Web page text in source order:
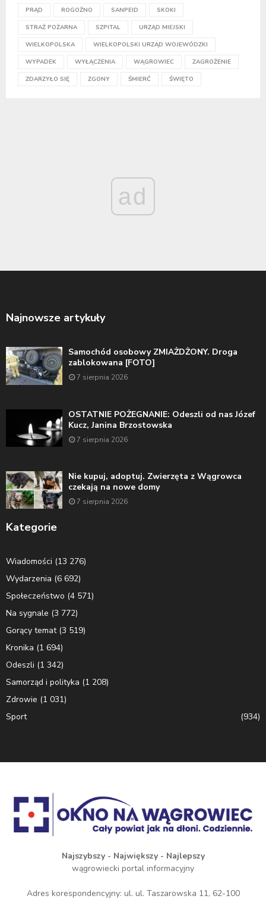
PRĄD ROGOŹNO SANPEID SKOKI
STRAŻ POŻARNA SZPITAL URZĄD MIEJSKI
WIELKOPOLSKA WIELKOPOLSKI URZĄD WOJEWÓDZKI
WYPADEK WYŁĄCZENIA WĄGROWIEC ZAGROŻENIE
ZDARZYŁO SIĘ ZGONY ŚMIERĆ ŚWIĘTO
ad
Najnowsze artykuły
Samochód osobowy ZMIAŻDŻONY. Droga
zablokowana [FOTO]
7 sierpnia 2026
OSTATNIE POŻEGNANIE: Odeszli od nas Józef
Kucz, Janina Brzostowska
7 sierpnia 2026
Nie kupuj, adoptuj. Zwierzęta z Wągrowca
czekają na nowe domy
7 sierpnia 2026
Kategorie
Wiadomości (13 276)
Wydarzenia (6 692)
Społeczeństwo (4 571)
Na sygnale (3 772)
Gorący temat(3 519)
Kronika (1 694)
Odeszli (1 342)
Samorząd i polityka (1 208)
Zdrowie (1 031)
Sport
(934)
Najszybszy - Największy - Najlepszy
wągrowiecki portal informacyjny
Adres korespondencyjny: ul. ul. Taszarowska 11, 62-100